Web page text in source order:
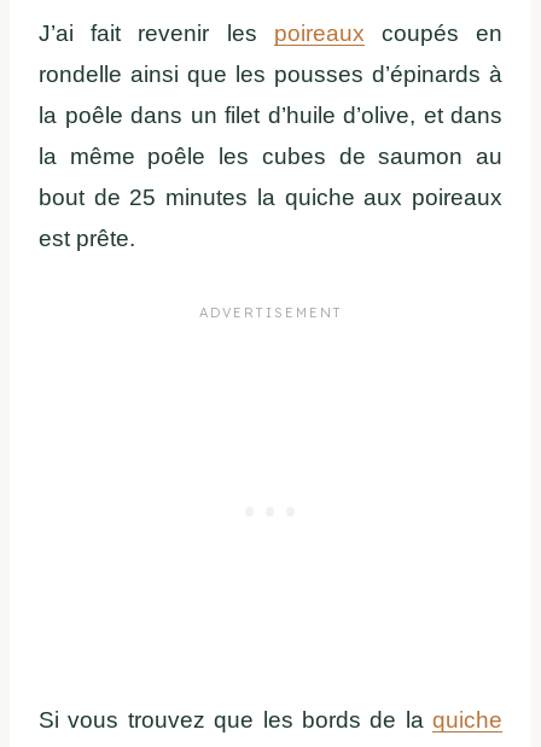
J’ai fait revenir les poireaux coupés en
rondelle ainsi que les pousses d’épinards à
la poêle dans un filet d’huile d’olive, et dans
la même poêle les cubes de saumon au
bout de 25 minutes la quiche aux poireaux
est prête.
Si vous trouvez que les bords de la quiche